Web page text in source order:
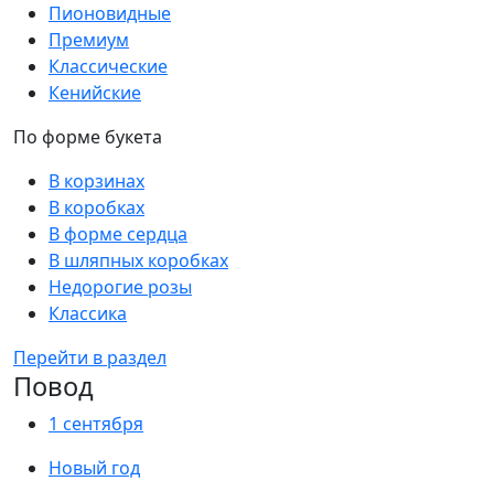
Пионовидные
Премиум
Классические
Кенийские
По форме букета
В корзинах
В коробках
В форме сердца
В шляпных коробках
Недорогие розы
Классика
Перейти в раздел
Повод
1 сентября
Новый год